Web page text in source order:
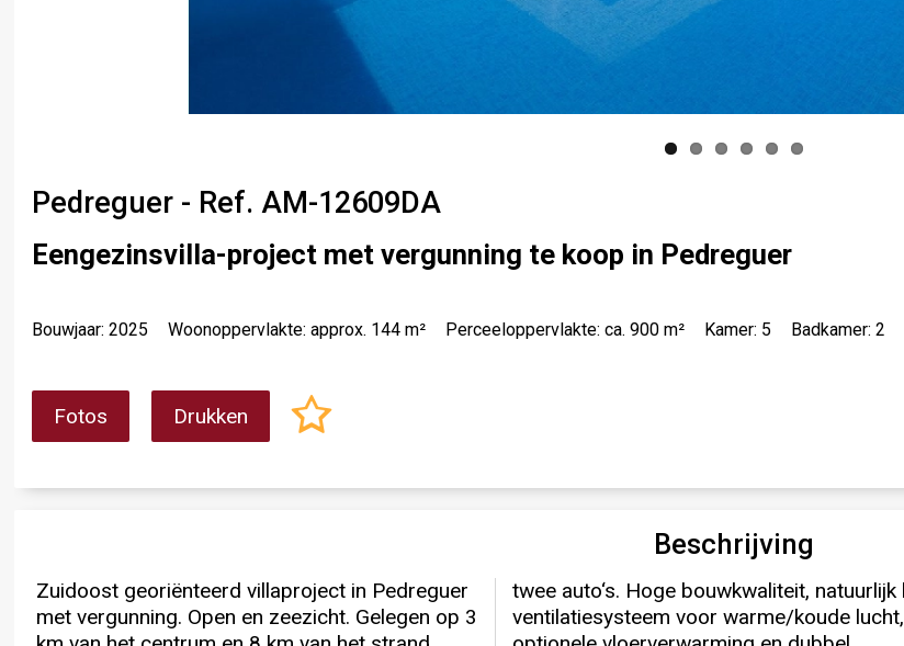
Pedreguer - Ref. AM-12609DA
Eengezinsvilla-project met vergunning te koop in Pedreguer
Bouwjaar: 2025 Woonoppervlakte: approx. 144 m² Perceeloppervlakte: ca. 900 m² Kamer: 5 Badkamer: 2
Fotos Drukken
Beschrijving
Zuidoost georiënteerd villaproject in Pedreguer
met vergunning. Open en zeezicht. Gelegen op 3
twee auto‘s. Hoge bouwkwaliteit, natuurlijk licht,
ventilatiesysteem voor warme/koude lucht,
drie slaapkamers en twee badkamers (één
ensuite). Optionele buitenkeuken tegen een